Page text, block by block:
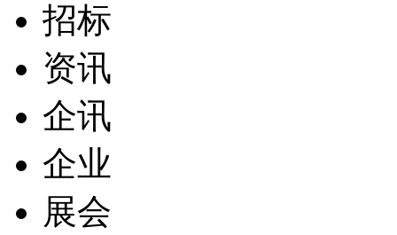
招标
资讯
企讯
企业
展会